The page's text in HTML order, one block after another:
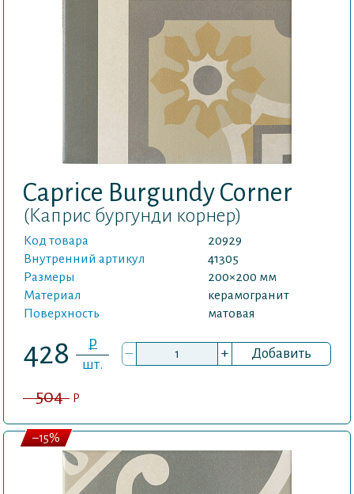
Caprice Burgundy Corner
(Каприс бургунди корнер)
Код товара
20929
Внутренний артикул
41305
Размеры
200×200 мм
Материал
керамогранит
Поверхность
матовая
428 P
шт.
– + Добавить
504 P
–15%